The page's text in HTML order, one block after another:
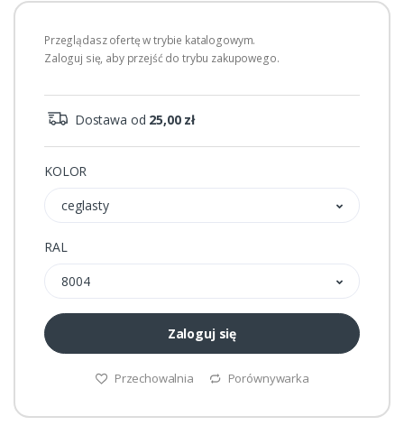
Przeglądasz ofertę w trybie katalogowym.
Zaloguj się, aby przejść do trybu zakupowego.
Dostawa od 25,00 zł
KOLOR
ceglasty
RAL
8004
Zaloguj się
Przechowalnia Porównywarka